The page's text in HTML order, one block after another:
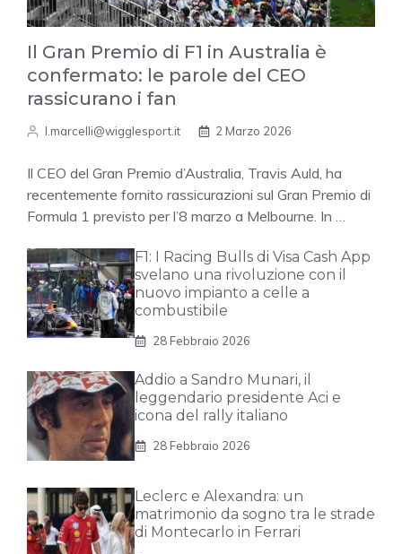
Il Gran Premio di F1 in Australia è
confermato: le parole del CEO
rassicurano i fan
l.marcelli@wigglesport.it 2 Marzo 2026
Il CEO del Gran Premio d’Australia, Travis Auld, ha
recentemente fornito rassicurazioni sul Gran Premio di
Formula 1 previsto per l’8 marzo a Melbourne. In …
F1: I Racing Bulls di Visa Cash App
svelano una rivoluzione con il
nuovo impianto a celle a
combustibile
28 Febbraio 2026
Addio a Sandro Munari, il
leggendario presidente Aci e
icona del rally italiano
28 Febbraio 2026
Leclerc e Alexandra: un
matrimonio da sogno tra le strade
di Montecarlo in Ferrari